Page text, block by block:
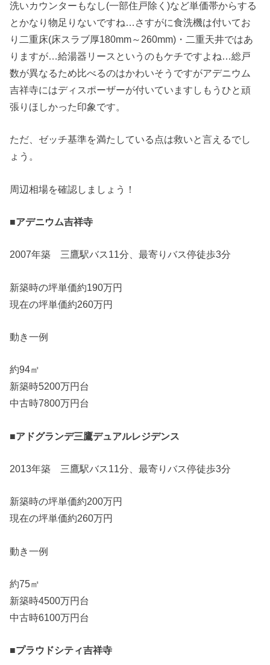
洗いカウンターもなし(一部住戸除く)など単価帯からする
とかなり物足りないですね…さすがに食洗機は付いてお
り二重床(床スラブ厚180mm～260mm)・二重天井ではあ
りますが…給湯器リースというのもケチですよね…総戸
数が異なるため比べるのはかわいそうですがアデニウム
吉祥寺にはディスポーザーが付いていますしもうひと頑
張りほしかった印象です。
ただ、ゼッチ基準を満たしている点は救いと言えるでし
ょう。
周辺相場を確認しましょう！
■アデニウム吉祥寺
2007年築 三鷹駅バス11分、最寄りバス停徒歩3分
新築時の坪単価約190万円
現在の坪単価約260万円
動き一例
約94㎡
新築時5200万円台
中古時7800万円台
■アドグランデ三鷹デュアルレジデンス
2013年築 三鷹駅バス11分、最寄りバス停徒歩3分
新築時の坪単価約200万円
現在の坪単価約260万円
動き一例
約75㎡
新築時4500万円台
中古時6100万円台
■プラウドシティ吉祥寺